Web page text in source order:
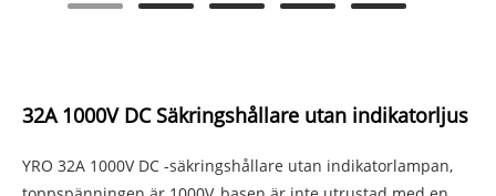
32A 1000V DC Säkringshållare utan indikatorljus
YRO 32A 1000V DC -säkringshållare utan indikatorlampan,